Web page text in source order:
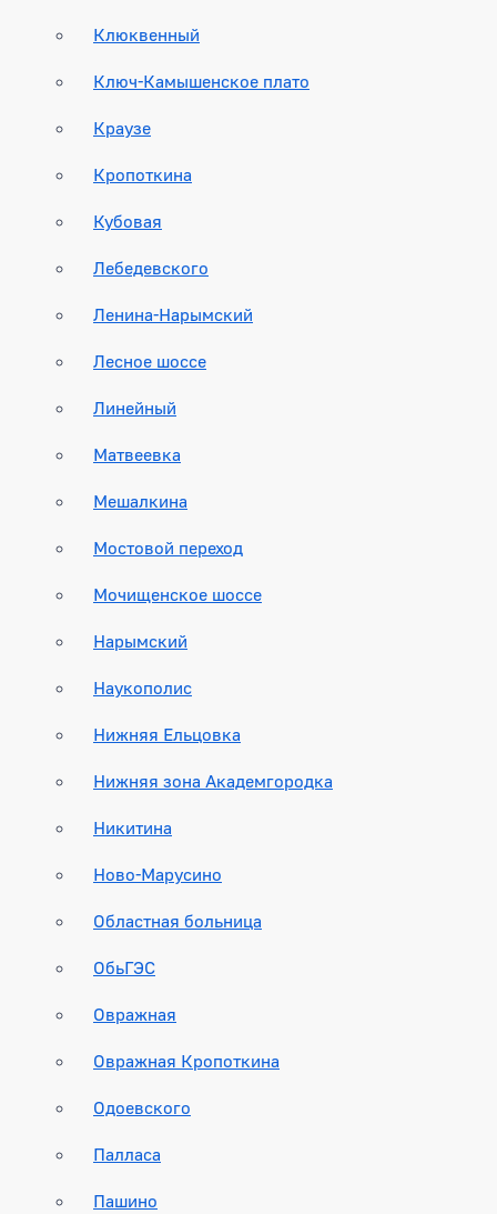
Клюквенный
Ключ-Камышенское плато
Краузе
Кропоткина
Кубовая
Лебедевского
Ленина-Нарымский
Лесное шоссе
Линейный
Матвеевка
Мешалкина
Мостовой переход
Мочищенское шоссе
Нарымский
Наукополис
Нижняя Ельцовка
Нижняя зона Академгородка
Никитина
Ново-Марусино
Областная больница
ОбьГЭС
Овражная
Овражная Кропоткина
Одоевского
Палласа
Пашино